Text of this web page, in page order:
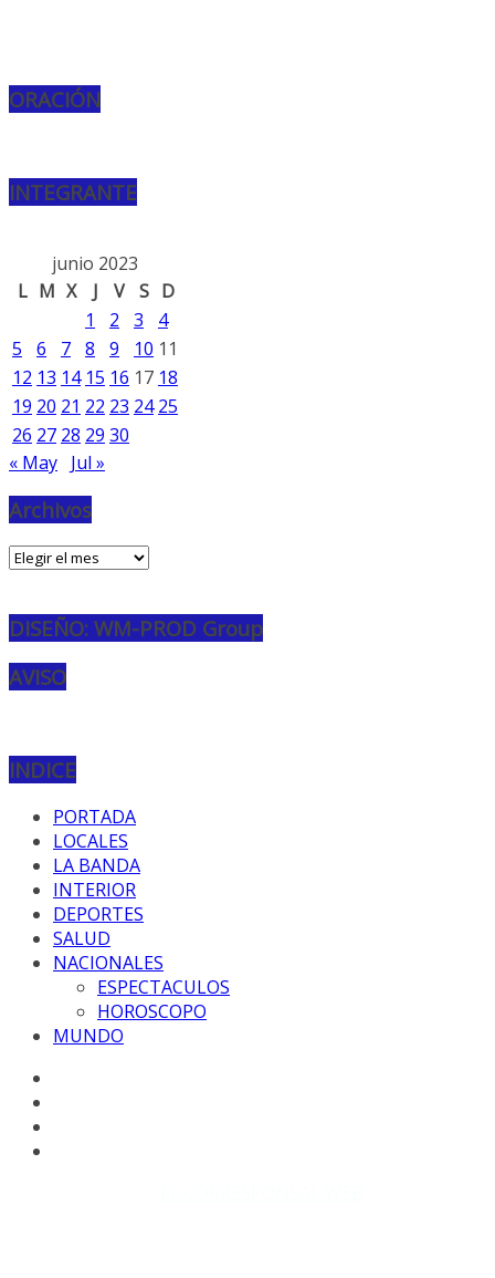
ORACIÓN
INTEGRANTE
junio 2023
L M X J V S D
1
2 3
4
5
6 7 8 9 10 11
12 13 14 15 16 17 18
19 20 21 22 23 24 25
26 27 28 29 30
« May Jul »
Archivos
Archivos
DISEÑO: WM-PROD Group
AVISO
INDICE
PORTADA
LOCALES
LA BANDA
INTERIOR
DEPORTES
SALUD
NACIONALES
ESPECTACULOS
HOROSCOPO
MUNDO